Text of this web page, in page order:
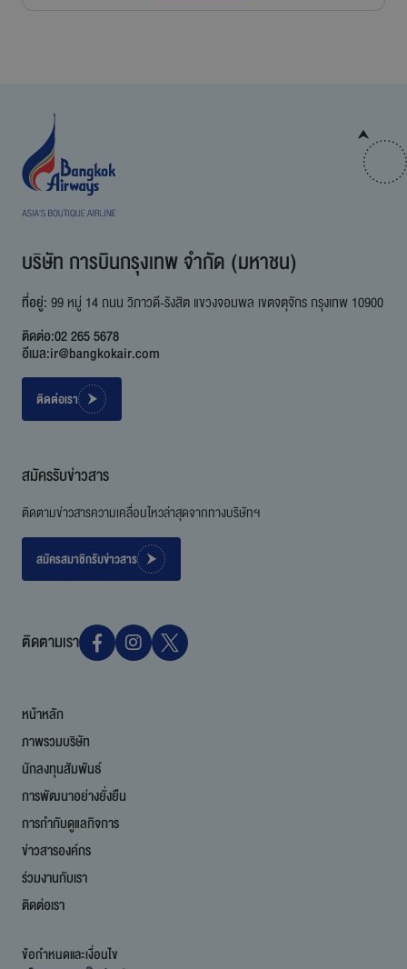
บริษัท การบินกรุงเทพ จำกัด (มหาชน)
ที่อยู่:99 หมู่ 14 ถนน วิภาวดี-รังสิต แขวงจอมพล เขตจตุจักร กรุงเทพ 10900
ติดต่อ:02 265 5678
อีเมล:ir@bangkokair.com
ติดต่อเรา
สมัครรับข่าวสาร
ติดตามข่าวสารความเคลื่อนไหวล่าสุดจากทางบริษัทฯ
สมัครสมาชิกรับข่าวสาร
ติดตามเรา
หน้าหลัก
ภาพรวมบริษัท
นักลงทุนสัมพันธ์
การพัฒนาอย่างยั่งยืน
การกำกับดูแลกิจการ
ข่าวสารองค์กร
ร่วมงานกับเรา
ติดต่อเรา
ข้อกำหนดและเงื่อนไข